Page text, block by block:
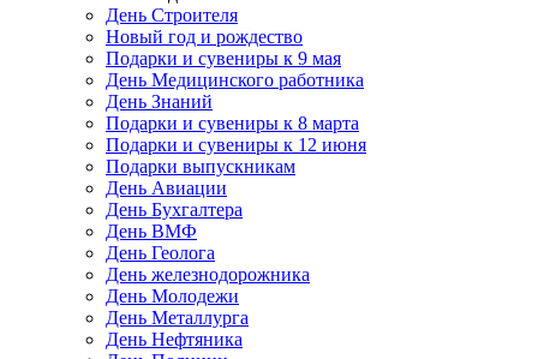
День Строителя
Новый год и рождество
Подарки и сувениры к 9 мая
День Медицинского работника
День Знаний
Подарки и сувениры к 8 марта
Подарки и сувениры к 12 июня
Подарки выпускникам
День Авиации
День Бухгалтера
День ВМФ
День Геолога
День железнодорожника
День Молодежи
День Металлурга
День Нефтяника